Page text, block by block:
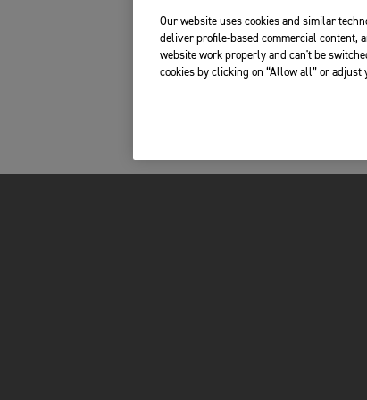
Our website uses cookies and similar
deliver profile-based commercial content,
website work properly and can't be
cookies by clicking on “Allow all” or adjust